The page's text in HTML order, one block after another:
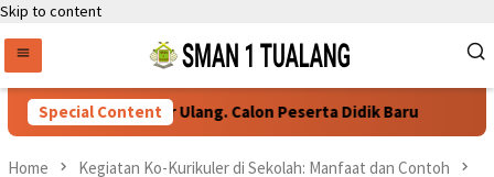
Skip to content
Special Content
Persyaratan Daftar Ulang. Calon Peserta Didik Baru
Home Kegiatan Ko-Kurikuler di Sekolah: Manfaat dan Contoh